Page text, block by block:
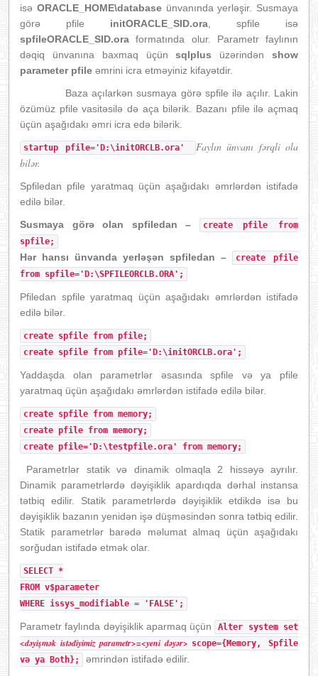
isə ORACLE_HOME\database ünvanında yerləşir. Susmaya
görə pfile initORACLE_SID.ora , spfile isə
spfileORACLE_SID.ora formatında olur. Parametr faylının
dəqiq ünvanına baxmaq üçünsqlplus üzərindənshow
parameter pfile əmrini icra etməyiniz kifayətdir.
Baza açılarkən susmaya görə spfile ilə açılır. Lakin
özümüz pfile vasitəsilə də aça bilərik. Bazanı pfile ilə açmaq
üçün aşağıdakı əmri icra edə bilərik.
startup pfile='D:\initORCLB.ora'
Faylın ünvanı fərqli ola
bilər.
Spfiledan pfile yaratmaq üçün aşağıdakı əmrlərdən istifadə
edilə bilər.
Susmaya görə olan spfiledan –
create pfile from
spfile;
Hər hansı ünvanda yerləşən spfiledan –
create pfile
from spfile='D:\SPFILEORCLB.ORA';
Pfiledan spfile yaratmaq üçün aşağıdakı əmrlərdən istifadə
edilə bilər.
create spfile from pfile;
create spfile from pfile='D:\initORCLB.ora';
Yaddaşda olan parametrlər əsasında spfile və ya pfile
yaratmaq üçün aşağıdakı əmrlərdən istifadə edilə bilər.
create spfile from memory;
create pfile from memory;
create pfile='D:\testpfile.ora' from memory;
Parametrlər statik və dinamik olmaqla 2 hissəyə ayrılır.
Dinamik parametrlərdə dəyişiklik apardıqda dərhal instansa
tətbiq edilir. Statik parametrlərdə dəyişiklik etdikdə isə bu
dəyişiklik bazanın yenidən işə düşməsindən sonra tətbiq edilir.
Statik parametrlər barədə məlumat almaq üçün aşağıdakı
sorğudan istifadə etmək olar.
SELECT *
FROM v$parameter
WHERE issys_modifiable = 'FALSE';
Parametr faylında dəyişiklik aparmaq üçün Alter system set
<dəyişmək istədiyimiz parametr>=<yeni dəyər> scope={Memory, Spfile
və ya Both};
əmrindən istifadə edilir.